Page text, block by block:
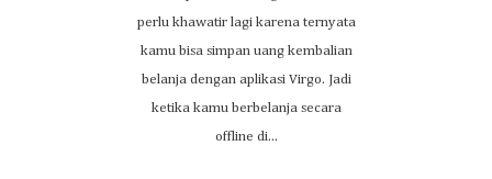
perlu khawatir lagi karena ternyata
kamu bisa simpan uang kembalian
belanja dengan aplikasi Virgo. Jadi
ketika kamu berbelanja secara
offline di...